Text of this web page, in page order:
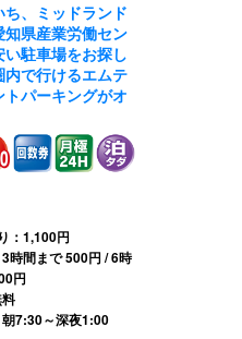
ち、ミッドランド
知県産業労働セン
い駐車場をお探し
で行けるエムテ
トパーキングがオ
：1,100円
時間まで 500円 / 6時
円
7:30～深夜1:00